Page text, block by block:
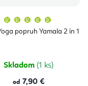
popruh Yamala 2 in 1
produktu
je
Skladom (1 ks)
od 7,90 €